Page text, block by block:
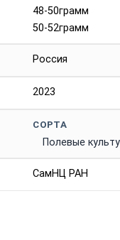
48-50грамм
50-52грамм
Россия
2023
СОРТА
Полевые
СамНЦ РАН